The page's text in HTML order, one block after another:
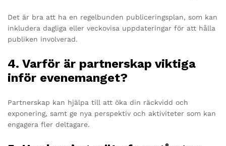
Det är bra att ha en regelbunden publiceringsplan, som kan
inkludera dagliga eller veckovisa uppdateringar för att hålla
publiken involverad.
4. Varför är partnerskap viktiga
inför evenemanget?
Partnerskap kan hjälpa till att öka din räckvidd och
exponering, samt ge nya perspektiv och aktiviteter som kan
engagera fler deltagare.